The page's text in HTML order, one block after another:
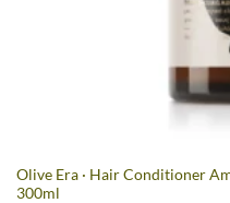
Olive Era · Hair Conditioner
300ml